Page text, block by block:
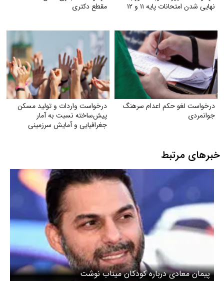
نهایی شدن امتحانات پایه ۱۱ و ۱۲
مقطع دکتری
درخواست لغو حکم اعدام سرهنگ
جوانمردی
درخواست واردات و تولید مسکن
پیش‌ساخته نسبت به آمار
جغرافیایی و آمایش سرزمینی
خبرهای مرتبط
پیمان معادی درباره کودکان میناب نوشت